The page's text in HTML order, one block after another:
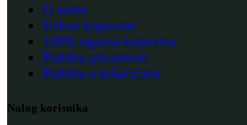
O nama
Uslovi kupovine
100% sigurna kupovina
Politika privatnosti
Politika o kolačićima
Nalog korisnika